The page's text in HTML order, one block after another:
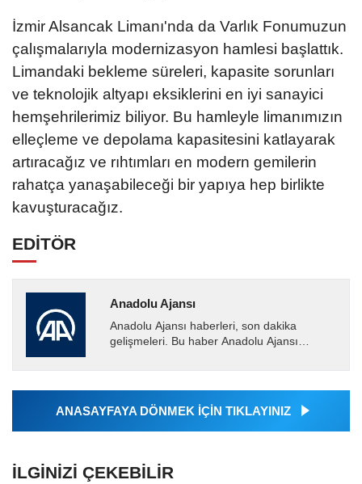
İzmir Alsancak Limanı'nda da Varlık Fonumuzun
çalışmalarıyla modernizasyon hamlesi başlattık.
Limandaki bekleme süreleri, kapasite sorunları
ve teknolojik altyapı eksiklerini en iyi sanayici
hemşehrilerimiz biliyor. Bu hamleyle limanımızın
elleçleme ve depolama kapasitesini katlayarak
artıracağız ve rıhtımları en modern gemilerin
rahatça yanaşabileceği bir yapıya hep birlikte
kavuşturacağız.
EDİTÖR
Anadolu Ajansı
Anadolu Ajansı haberleri, son dakika
gelişmeleri. Bu haber Anadolu Ajansı
tarafından geçilen tüm...
ANASAYFAYA DÖNMEK İÇİN TIKLAYINIZ
İLGINIZI ÇEKEBILIR